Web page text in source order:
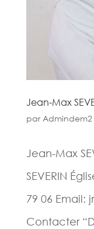
Jean-Max
parAdmindem2
Jean-Max
SEVERIN
79 06 Email:
Contacter